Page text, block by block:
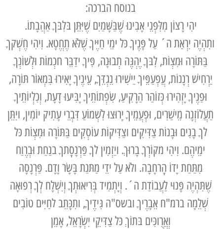
בנוסח הברכה:
יהִי רָצוֹן מִלִּפְנֵי אָבִינוּ שֶׁבַּשָּׁמַיִם שֶׁיִּתֵּן בּלִבּךָ אַהֲבָתוֹ.
ותִהְיֶה יִרְאַת ה´ עַל פָּנֶיךָ כּל ימֵי חַיֶּיךָ שֶׁלֹּא תֶחֱטָא. וִיהִי חֶשְׁקךָ
בַּתּוֹרָה וּמִצְוֹת, לִבּךָ יֶהְגֶּה תְבוּנָה, פִּיךָ ידַבֵּר חכְמוֹת וּלְשׁוֹנְךָ
יַרְחִישׁ רְנָנוֹת, עֲפְעַפֵּיךָ יַישִׁירוּ נֵגְדֵּךָ, עֵינֶיךָ יָאִירוּ בִּמְאוֹר תּוֹרָה,
וּפַנֶיךָ יָזְהִירוּ כְּזוֹהַר הַרָקִיעַ, שִׂפְתוֹתֵיךָ יָבִּיעוּ דָעָת, וְכִלְיוֹתֵיךָ
תַעֲלוֹזְנָה מֵישַׁרִים, וּפְעֲמֵיךָ יָרוּצוּ לִשְׁמוֹעַ דִּבְרֵי עָתִיק יוֹמִין, ויִתֵּן
לךָ בָנִים וּבָנוֹת צַדִּיקִים וצַדִּיקוֹת עוֹסְקִים בַּתּוֹרָה וּמִצְוֹת כּל
ימֵיהֶם. וִיהִי מקוֹרְךָ בָרוּךְ. ויַזְמִין לךָ פַּרְנָסָֽתךָ בנַחַת וּבְרֶוַח
מִתַּחַת יָדוֹ הָֽרחָבָה. ולֹא עַל ידֵי מַתּנַת בָּשָׂר וָדָם. פַּרְנָסָה
שֶׁתִּהְיֶה פָּנוּי לַעֲבוֹדַת ה´. וְיָתְמִיד בְּרִיאוּתְךָ וְיִשְׁלָח לְךָ רְפוּאָה
שְׁלֵמָה ברמ"ח אֵבָרֶיךָ ובשס"ה גִּידֶיךָ, ותִכָּתֵב לחַיִּים טוֹבִים
וְאֲרֻוכִּים בּתוֹךְ כּל צַדִּיקֵי יִשְׂרָאֵל, אָמֵן